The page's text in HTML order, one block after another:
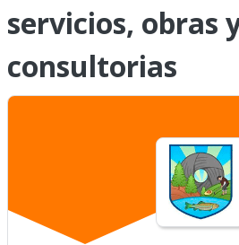
servicios, obras
consultorias